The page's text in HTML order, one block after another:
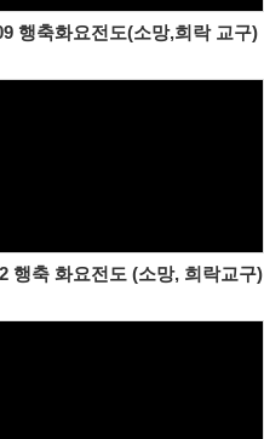
행축화요전도(소망,희락 교구)
행축 화요전도 (소망, 희락교구)